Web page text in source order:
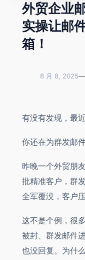
外贸企业
实操让邮
箱！
8 月 8, 2025
有没有发现，最
你还在为群发邮
昨晚一个外贸朋
批精准客户，群
全军覆没，客户
这不是个例，很
被封、群发邮件
也没回复。为什